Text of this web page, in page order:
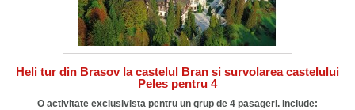
Heli tur din Brasov la castelul Bran si survolarea castelului
Peles pentru 4
O activitate exclusivista pentru un grup de 4 pasageri. Include: